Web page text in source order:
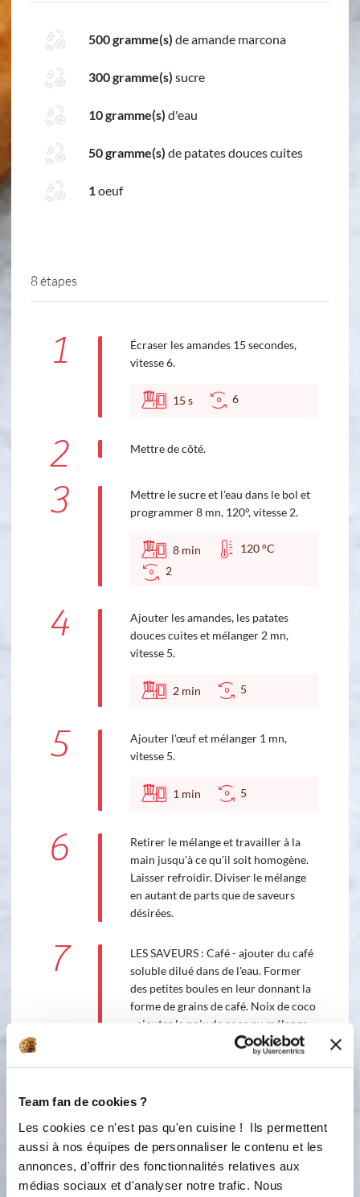
Team fan de cookies ?
Les cookies ce n'est pas qu'en cuisine ! Ils permettent
aussi à nos équipes de personnaliser le contenu et les
annonces, d'offrir des fonctionnalités relatives aux
médias sociaux et d'analyser notre trafic. Nous
500 gramme(s) de amande marcona
300 gramme(s) sucre
10 gramme(s) d'eau
50 gramme(s) de patates douces cuites
1oeuf
8 étapes
1
Écraser les amandes 15 secondes,
vitesse 6.
15 s 6
2 Mettre de côté.
3
Mettre le sucre et l'eau dans le bol et
programmer 8 mn, 120°, vitesse 2.
8 min
120 °C
2
4
Ajouter les amandes, les patates
douces cuites et mélanger 2 mn,
vitesse 5.
2 min 5
5
Ajouter l'œuf et mélanger 1 mn,
vitesse 5.
1 min 5
6
Retirer le mélange et travailler à la
main jusqu'à ce qu'il soit homogène.
Laisser refroidir. Diviser le mélange
en autant de parts que de saveurs
désirées.
7
LES SAVEURS : Café - ajouter du café
soluble dilué dans de l'eau. Former
des petites boules en leur donnant la
forme de grains de café. Noix de coco
- ajouter la noix de coco au mélange
et la travailler jusqu'à ce qu'il soit
homogène. Donner une forme de
avec le mélange et les passer dans du
badigeonner avec un oeuf battu.
Coing - étirer la pâte, recouvrir de
coing et rouler en formant un long
chichi. Couper en morceaux et